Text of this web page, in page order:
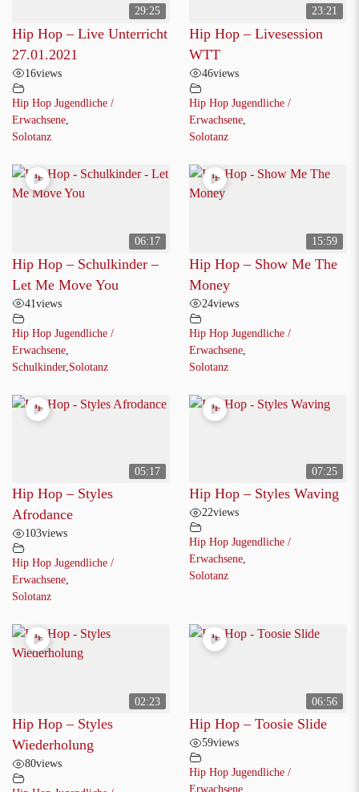
29:25
Hip Hop – Live Unterricht
27.01.2021
16views
Hip Hop Jugendliche /
Erwachsene
Solotanz
23:21
Hip Hop – Livesession
WTT
46views
Hip Hop Jugendliche /
Erwachsene
Solotanz
06:17
Hip Hop – Schulkinder –
Let Me Move You
41views
Hip Hop Jugendliche /
Erwachsene
Schulkinder, Solotanz
15:59
Hip Hop – Show Me The
Money
24views
Hip Hop Jugendliche /
Erwachsene
Solotanz
05:17
Hip Hop – Styles
Afrodance
103views
Hip Hop Jugendliche /
Erwachsene,
Solotanz
07:25
Hip Hop – Styles Waving
22views
Hip Hop Jugendliche /
Erwachsene,
Solotanz
02:23
Hip Hop – Styles
Wiederholung
80views
06:56
Hip Hop – Toosie Slide
59views
Hip Hop Jugendliche /
Erwachsene,